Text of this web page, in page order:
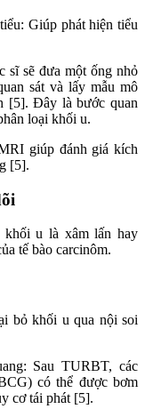
Giúp phát hiện tiểu
sĩ sẽ đưa một ống nhỏ
sát và lấy mẫu mô
[5]. Đây là bước quan
loại khối u.
giúp đánh giá kích
[5].
khối u là xâm lấn hay
tế bào carcinôm.
bỏ khối u qua nội soi
Sau TURBT, các
có thể được bơm
cơ tái phát [5].